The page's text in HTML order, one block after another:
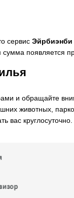
сервис Эйрбиэнби
появляется
и обращайте
животных,
вас